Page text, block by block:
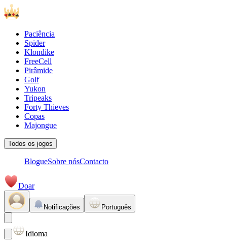
Paciência
Spider
Klondike
FreeCell
Pirâmide
Golf
Yukon
Tripeaks
Forty Thieves
Copas
Majongue
Todos os jogos
BlogueSobre nósContacto
Doar
Notificações Português
Idioma